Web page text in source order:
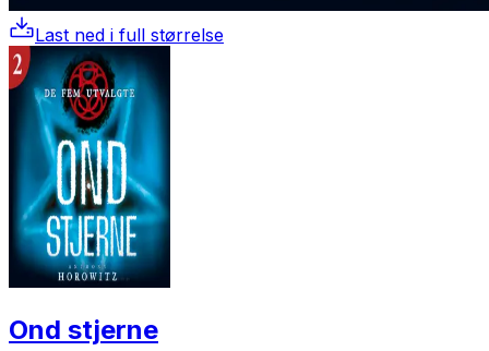
Last ned i full størrelse
Ond stjerne